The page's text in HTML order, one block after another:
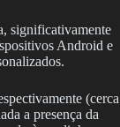
significativamente
Android e
(cerca
a presença da